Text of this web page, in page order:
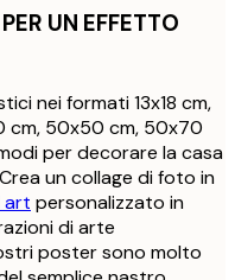
UN EFFETTO
nei formati 13x18 cm,
cm, 50x50 cm, 50x70
per decorare la casa
un collage di foto in
art personalizzato in
di arte
poster sono molto